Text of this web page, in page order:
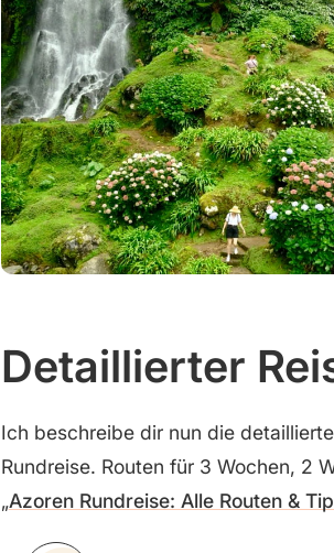
Detaillierter
Ich beschreibe dir nun die
Rundreise. Routen für 3 Wochen, 2
„Azoren Rundreise: Alle Routen &